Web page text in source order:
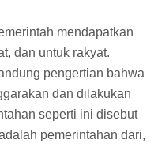
mendapatkan
dan untuk rakyat.
pengertian bahwa
dan dilakukan
seperti ini disebut
pemerintahan dari,